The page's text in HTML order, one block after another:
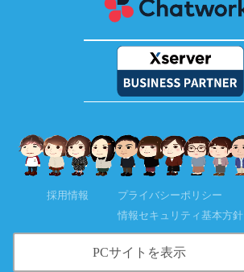
採用情報 プライバシーポリシー
情報セキュリティ基本方針
PCサイトを表示